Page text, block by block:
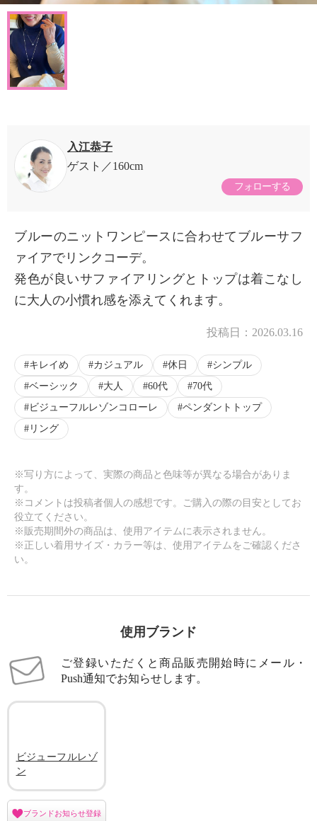
入江恭子
ゲスト
160cm
フォローする
ブルーのニットワンピースに合わせてブルーサフ
ァイアでリンクコーデ。
発色が良いサファイアリングとトップは着こなし
に大人の小慣れ感を添えてくれます。
投稿日： 2026.03.16
キレイめ カジュアル 休日
シンプル
ベーシック
大人 60代
70代
ビジューフルレゾンコローレ
ペンダントトップ
リング
※写り方によって、実際の商品と色味等が異なる場合がありま
す。
※コメントは投稿者個人の感想です。ご購入の際の目安としてお
役立てください。
※販売期間外の商品は、使用アイテムに表示されません。
※正しい着用サイズ・カラー等は、使用アイテムをご確認くださ
い。
使用ブランド
ご登録いただくと商品販売開始時にメール・
Push通知でお知らせします。
ビジューフルレゾ
ン
ブランドお知らせ登録